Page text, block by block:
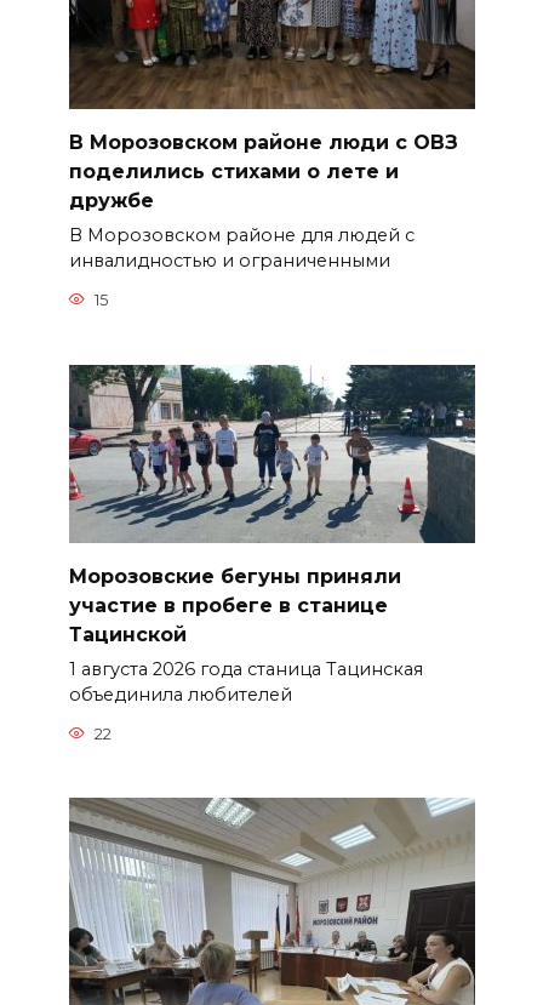
В Морозовском районе люди с ОВЗ
поделились стихами о лете и
дружбе
В Морозовском районе для людей с
инвалидностью и ограниченными
15
Морозовские бегуны приняли
участие в пробеге в станице
Тацинской
1 августа 2026 года станица Тацинская
объединила любителей
22